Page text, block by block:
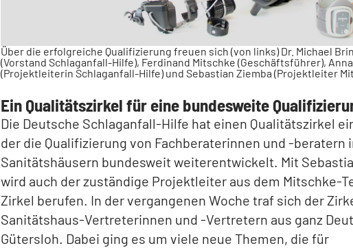
Über die erfolgreiche Qualifizierung freuen sich (von links) Dr. Michael
(Vorstand Schlaganfall-Hilfe), Ferdinand Mitschke (Geschäftsführer),
(Projektleiterin Schlaganfall-Hilfe) und Sebastian Ziemba (Projektleiter
Ein Qualitätszirkel für eine bundesweite
Die Deutsche Schlaganfall-Hilfe hat einen Qualitätszirkel
der die Qualifizierung von Fachberaterinnen und -beratern
Sanitätshäusern bundesweit weiterentwickelt. Mit
wird auch der zuständige Projektleiter aus dem Mitschke-
Zirkel berufen. In der vergangenen Woche traf sich der
Sanitätshaus-Vertreterinnen und -Vertretern aus ganz
Gütersloh. Dabei ging es um viele neue Themen, die für